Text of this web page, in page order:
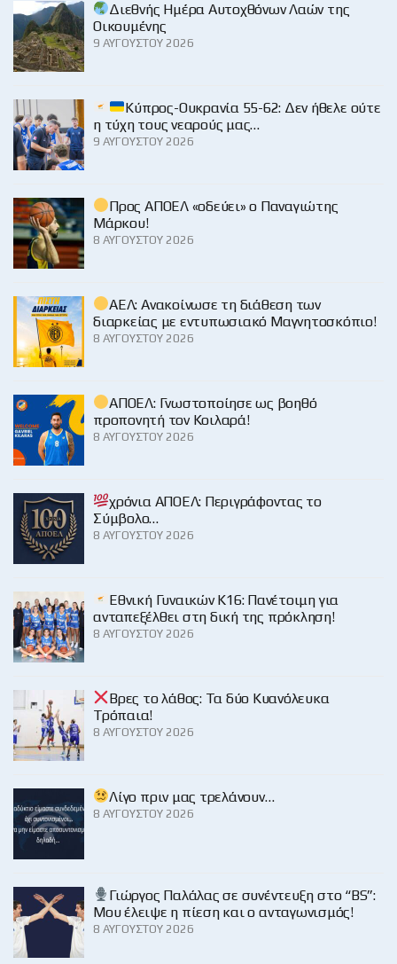
Διεθνής Ημέρα Αυτοχθόνων Λαών της
Οικουμένης
9 ΑΥΓΟΎΣΤΟΥ 2026
Κύπρος-Ουκρανία 55-62: Δεν ήθελε ούτε
η τύχη τους νεαρούς μας…
9 ΑΥΓΟΎΣΤΟΥ 2026
Προς ΑΠΟΕΛ «οδεύει» ο Παναγιώτης
Μάρκου!
8 ΑΥΓΟΎΣΤΟΥ 2026
ΑΕΛ: Ανακοίνωσε τη διάθεση των
διαρκείας με εντυπωσιακό Μαγνητοσκόπιο!
8 ΑΥΓΟΎΣΤΟΥ 2026
ΑΠΟΕΛ: Γνωστοποίησε ως βοηθό
προπονητή τον Κοιλαρά!
8 ΑΥΓΟΎΣΤΟΥ 2026
χρόνια ΑΠΟΕΛ: Περιγράφοντας το
Σύμβολο…
8 ΑΥΓΟΎΣΤΟΥ 2026
Εθνική Γυναικών Κ16: Πανέτοιμη για
ανταπεξέλθει στη δική της πρόκληση!
8 ΑΥΓΟΎΣΤΟΥ 2026
Βρες το λάθος: Τα δύο Κυανόλευκα
Τρόπαια!
8 ΑΥΓΟΎΣΤΟΥ 2026
Λίγο πριν μας τρελάνουν…
8 ΑΥΓΟΎΣΤΟΥ 2026
Γιώργος Παλάλας σε συνέντευξη στο “BS”:
Μου έλειψε η πίεση και ο ανταγωνισμός!
8 ΑΥΓΟΎΣΤΟΥ 2026